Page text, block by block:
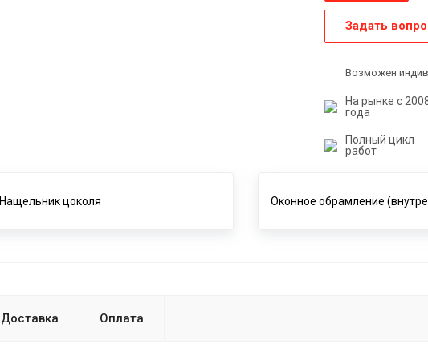
Задать
Возможен
На рынке с
года
Полный цикл
работ
Нащельник цоколя Оконное обрамление
Доставка Оплата